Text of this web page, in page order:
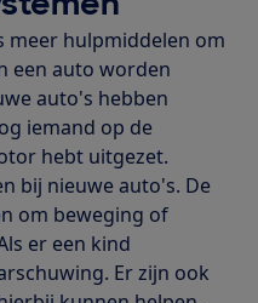
meer hulpmiddelen om
een auto worden
auto's hebben
iemand op de
hebt uitgezet.
bij nieuwe auto's. De
om beweging of
er een kind
Er zijn ook